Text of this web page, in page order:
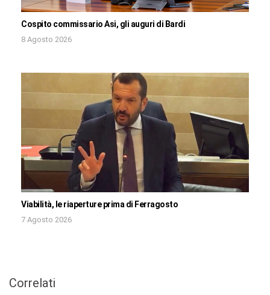
Cospito commissario Asi, gli auguri di Bardi
8 Agosto 2026
Viabilità, le riaperture prima di Ferragosto
7 Agosto 2026
Correlati